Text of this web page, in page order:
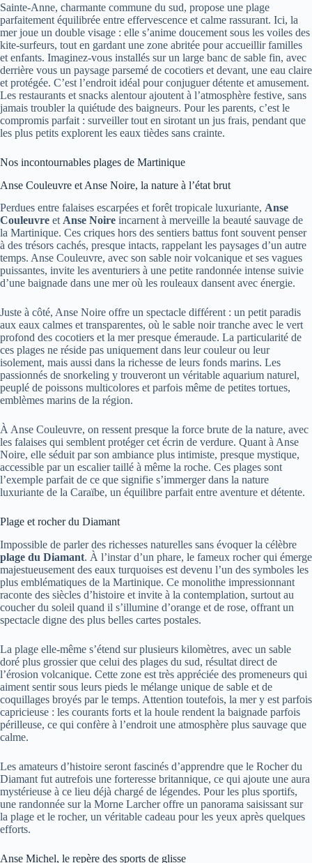
Sainte-Anne, charmante commune du sud, propose une plage
parfaitement équilibrée entre effervescence et calme rassurant. Ici, la
mer joue un double visage : elle s’anime doucement sous les voiles des
kite-surfeurs, tout en gardant une zone abritée pour accueillir familles
et enfants. Imaginez-vous installés sur un large banc de sable fin, avec
derrière vous un paysage parsemé de cocotiers et devant, une eau claire
et protégée. C’est l’endroit idéal pour conjuguer détente et amusement.
Les restaurants et snacks alentour ajoutent à l’atmosphère festive, sans
jamais troubler la quiétude des baigneurs. Pour les parents, c’est le
compromis parfait : surveiller tout en sirotant un jus frais, pendant que
les plus petits explorent les eaux tièdes sans crainte.
Nos incontournables plages de Martinique
Anse Couleuvre et Anse Noire, la nature à l’état brut
Perdues entre falaises escarpées et forêt tropicale luxuriante, Anse
Couleuvre et Anse Noire incarnent à merveille la beauté sauvage de
la Martinique. Ces criques hors des sentiers battus font souvent penser
à des trésors cachés, presque intacts, rappelant les paysages d’un autre
temps. Anse Couleuvre, avec son sable noir volcanique et ses vagues
puissantes, invite les aventuriers à une petite randonnée intense suivie
d’une baignade dans une mer où les rouleaux dansent avec énergie.
Juste à côté, Anse Noire offre un spectacle différent : un petit paradis
aux eaux calmes et transparentes, où le sable noir tranche avec le vert
profond des cocotiers et la mer presque émeraude. La particularité de
ces plages ne réside pas uniquement dans leur couleur ou leur
isolement, mais aussi dans la richesse de leurs fonds marins. Les
passionnés de snorkeling y trouveront un véritable aquarium naturel,
peuplé de poissons multicolores et parfois même de petites tortues,
emblèmes marins de la région.
À Anse Couleuvre, on ressent presque la force brute de la nature, avec
les falaises qui semblent protéger cet écrin de verdure. Quant à Anse
Noire, elle séduit par son ambiance plus intimiste, presque mystique,
accessible par un escalier taillé à même la roche. Ces plages sont
l’exemple parfait de ce que signifie s’immerger dans la nature
luxuriante de la Caraïbe, un équilibre parfait entre aventure et détente.
Plage et rocher du Diamant
Impossible de parler des richesses naturelles sans évoquer la célèbre
plage du Diamant. À l’instar d’un phare, le fameux rocher qui émerge
majestueusement des eaux turquoises est devenu l’un des symboles les
plus emblématiques de la Martinique. Ce monolithe impressionnant
raconte des siècles d’histoire et invite à la contemplation, surtout au
coucher du soleil quand il s’illumine d’orange et de rose, offrant un
spectacle digne des plus belles cartes postales.
La plage elle-même s’étend sur plusieurs kilomètres, avec un sable
doré plus grossier que celui des plages du sud, résultat direct de
l’érosion volcanique. Cette zone est très appréciée des promeneurs qui
aiment sentir sous leurs pieds le mélange unique de sable et de
coquillages broyés par le temps. Attention toutefois, la mer y est parfois
capricieuse : les courants forts et la houle rendent la baignade parfois
périlleuse, ce qui confère à l’endroit une atmosphère plus sauvage que
calme.
Les amateurs d’histoire seront fascinés d’apprendre que le Rocher du
Diamant fut autrefois une forteresse britannique, ce qui ajoute une aura
mystérieuse à ce lieu déjà chargé de légendes. Pour les plus sportifs,
une randonnée sur la Morne Larcher offre un panorama saisissant sur
la plage et le rocher, un véritable cadeau pour les yeux après quelques
efforts.
Anse Michel, le repère des sports de glisse